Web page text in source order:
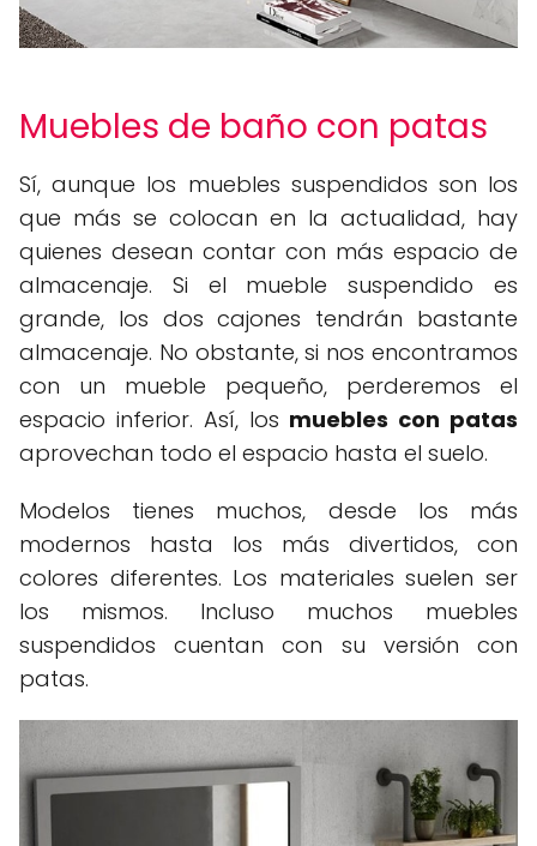
Muebles de baño con patas
Sí, aunque los muebles suspendidos son los
que más se colocan en la actualidad, hay
quienes desean contar con más espacio de
almacenaje. Si el mueble suspendido es
grande, los dos cajones tendrán bastante
almacenaje. No obstante, si nos encontramos
con un mueble pequeño, perderemos el
espacio inferior. Así, los muebles con patas
aprovechan todo el espacio hasta el suelo.
Modelos tienes muchos, desde los más
modernos hasta los más divertidos, con
colores diferentes. Los materiales suelen ser
los mismos. Incluso muchos muebles
suspendidos cuentan con su versión con
patas.